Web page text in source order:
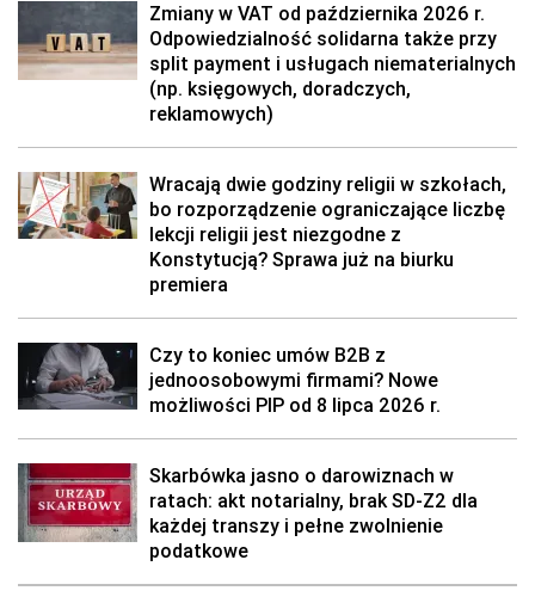
Zmiany w VAT od października 2026 r.
Odpowiedzialność solidarna także przy
split payment i usługach niematerialnych
(np. księgowych, doradczych,
reklamowych)
Wracają dwie godziny religii w szkołach,
bo rozporządzenie ograniczające liczbę
lekcji religii jest niezgodne z
Konstytucją? Sprawa już na biurku
premiera
Czy to koniec umów B2B z
jednoosobowymi firmami? Nowe
możliwości PIP od 8 lipca 2026 r.
Skarbówka jasno o darowiznach w
ratach: akt notarialny, brak SD-Z2 dla
każdej transzy i pełne zwolnienie
podatkowe